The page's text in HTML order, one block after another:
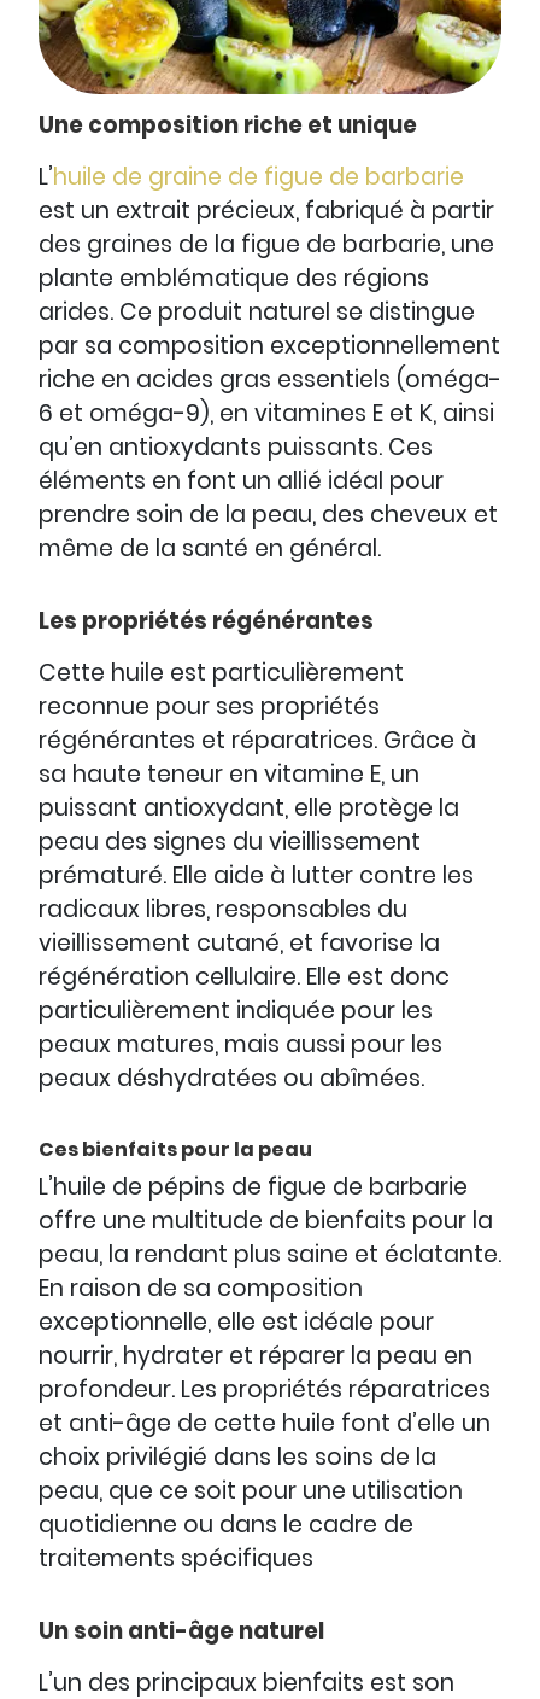
Une composition riche et unique
L’huile de graine de figue de barbarie
est un extrait précieux, fabriqué à partir
des graines de la figue de barbarie, une
plante emblématique des régions
arides. Ce produit naturel se distingue
par sa composition exceptionnellement
riche en acides gras essentiels (oméga-
6 et oméga-9), en vitamines E et K, ainsi
qu’en antioxydants puissants. Ces
éléments en font un allié idéal pour
prendre soin de la peau, des cheveux et
même de la santé en général.
Les propriétés régénérantes
Cette huile est particulièrement
reconnue pour ses propriétés
régénérantes et réparatrices. Grâce à
sa haute teneur en vitamine E, un
puissant antioxydant, elle protège la
peau des signes du vieillissement
prématuré. Elle aide à lutter contre les
radicaux libres, responsables du
vieillissement cutané, et favorise la
régénération cellulaire. Elle est donc
particulièrement indiquée pour les
peaux matures, mais aussi pour les
peaux déshydratées ou abîmées.
Ces bienfaits pour la peau
L’huile de pépins de figue de barbarie
offre une multitude de bienfaits pour la
peau, la rendant plus saine et éclatante.
En raison de sa composition
exceptionnelle, elle est idéale pour
nourrir, hydrater et réparer la peau en
profondeur. Les propriétés réparatrices
et anti-âge de cette huile font d’elle un
choix privilégié dans les soins de la
peau, que ce soit pour une utilisation
quotidienne ou dans le cadre de
traitements spécifiques
Un soin anti-âge naturel
L’un des principaux bienfaits est son